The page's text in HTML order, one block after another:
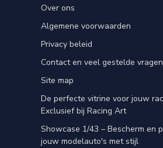
Over ons
Algemene voorwaarden
Privacy beleid
Contact en veel gestelde vragen
Site map
De perfecte vitrine voor jouw
Exclusief bij Racing Art
Showcase 1/43 – Bescherm en
jouw modelauto's met stijl